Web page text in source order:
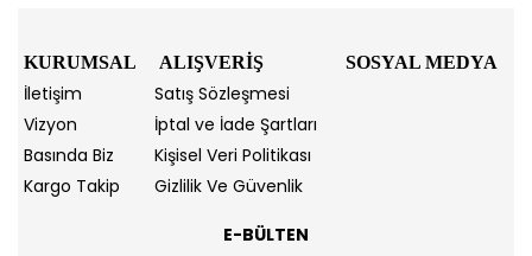
KURUMSAL ALIŞVERİŞ SOSYAL MEDYA
İletişim
Satış Sözleşmesi
Vizyon
İptal ve İade Şartları
Basında Biz
Kişisel Veri Politikası
Kargo Takip
Gizlilik Ve Güvenlik
E-BÜLTEN